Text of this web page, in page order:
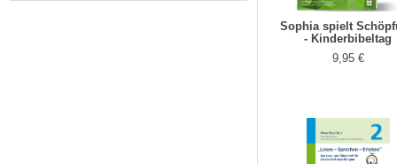
Sophia spielt
- Kinderbibeltag
9,95 €